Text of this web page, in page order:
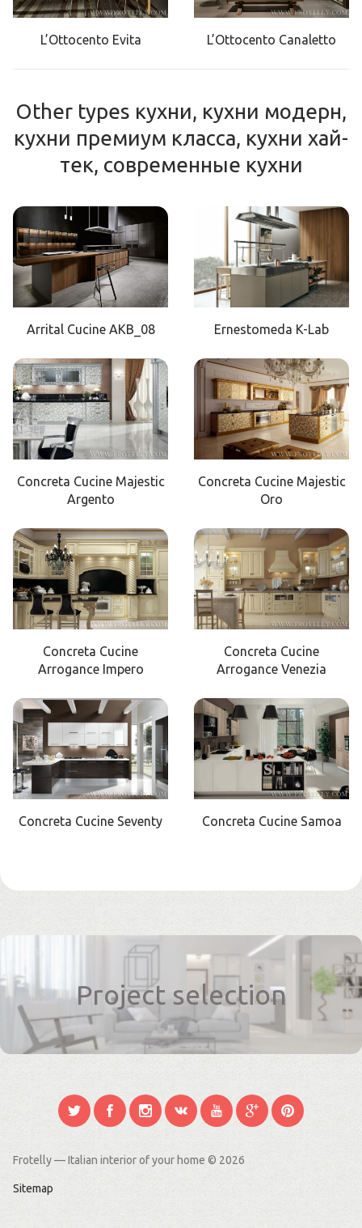
L’Ottocento Evita L’Ottocento Canaletto
Other types кухни, кухни модерн,
кухни премиум класса, кухни хай-
тек, современные кухни
Arrital Cucine AKB_08 Ernestomeda K-Lab
Concreta Cucine Majestic
Argento
Concreta Cucine Majestic
Oro
Concreta Cucine
Arrogance Impero
Concreta Cucine
Arrogance Venezia
Concreta Cucine Seventy Concreta Cucine Samoa
Project selection
Frotelly — Italian interior of your home © 2026
Sitemap